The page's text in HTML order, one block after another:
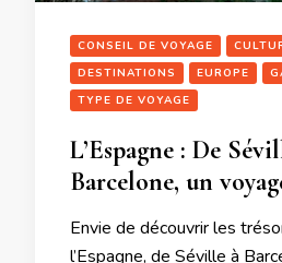
CONSEIL DE VOYAGE
DESTINATIONS
EUROPE
TYPE DE VOYAGE
L’Espagne : De
Barcelone, un
Envie de découvrir les
l’Espagne, de Séville à